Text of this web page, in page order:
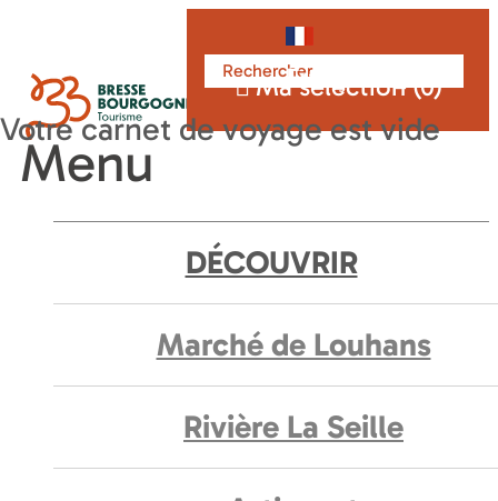
Français
Ma sélection (0)
Menu
DÉCOUVRIR
Marché de Louhans
Rivière La Seille